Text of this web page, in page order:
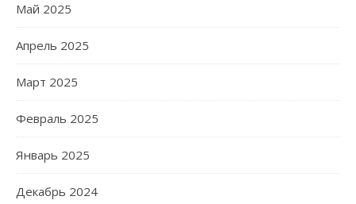
Май 2025
Апрель 2025
Март 2025
Февраль 2025
Январь 2025
Декабрь 2024